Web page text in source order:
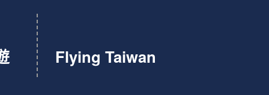
Flying Taiwan